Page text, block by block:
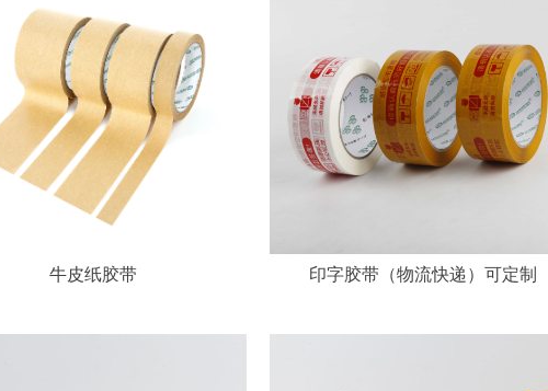
牛皮纸胶带 印字胶带（物流快递）可定制